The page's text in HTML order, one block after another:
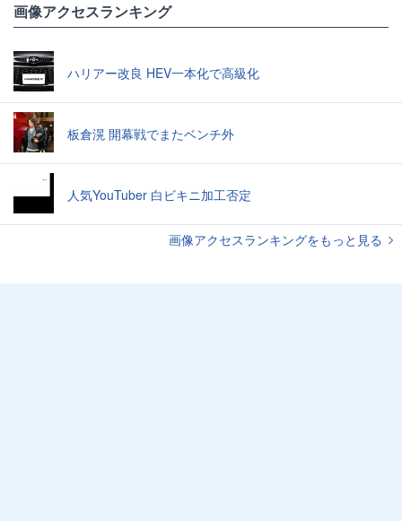
画像アクセスランキング
ハリアー改良 HEV一本化で高級化
板倉滉 開幕戦でまたベンチ外
人気YouTuber 白ビキニ加工否定
画像アクセスランキングをもっと見る